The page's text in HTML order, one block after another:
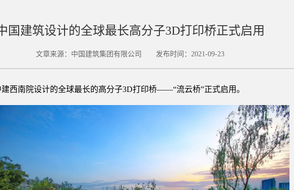
国建筑设计的全球最长高分子3D打印桥正式启用
文章来源：中国建筑集团有限公司 发布时间：2021-09-23
西南院设计的全球最长的高分子3D打印桥——“流云桥”正式启用。